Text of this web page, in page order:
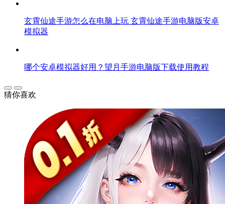
玄霄仙途手游怎么在电脑上玩 玄霄仙途手游电脑版安卓
模拟器
哪个安卓模拟器好用？望月手游电脑版下载使用教程
猜你喜欢